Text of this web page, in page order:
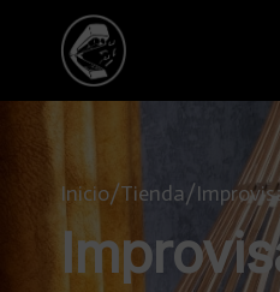
Inicio/Tienda/